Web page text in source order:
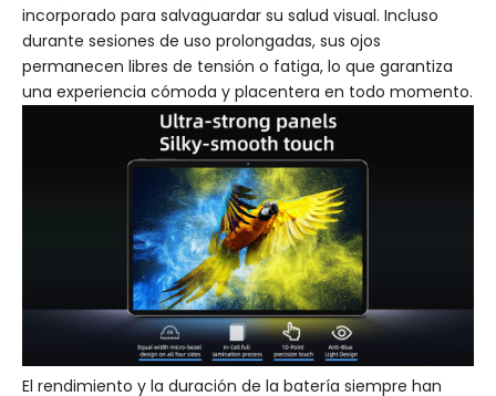
incorporado para salvaguardar su salud visual. Incluso
durante sesiones de uso prolongadas, sus ojos
permanecen libres de tensión o fatiga, lo que garantiza
una experiencia cómoda y placentera en todo momento.
El rendimiento y la duración de la batería siempre han